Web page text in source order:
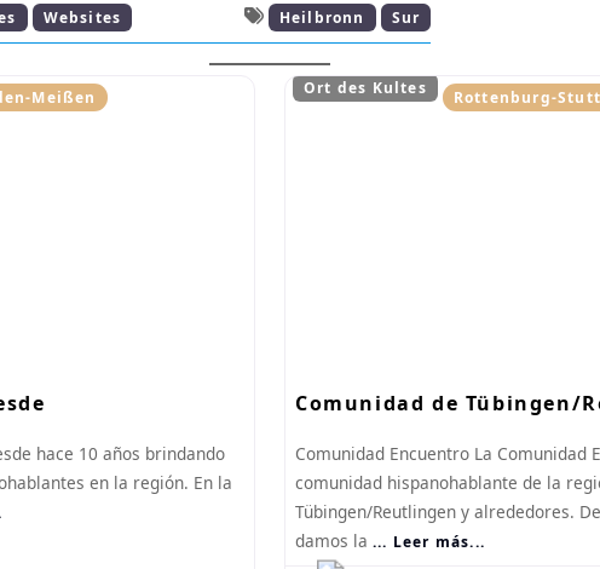
Websites Heilbronn Sur
Meißen
hace 10 años brindando
en la región. En la
Ort des Kultes Rottenburg-
Comunidad de Tübingen/
Comunidad Encuentro La Comunidad
comunidad hispanohablante de la
Tübingen/Reutlingen y alrededores.
damos la ... Leer más...